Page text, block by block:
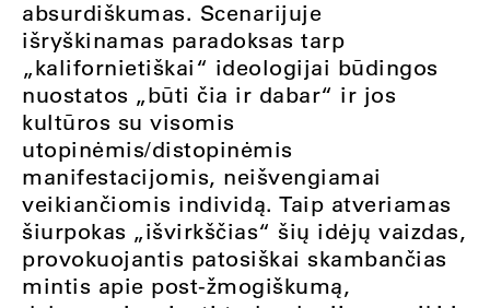
absurdiškumas. Scenarijuje
išryškinamas paradoksas tarp
„kalifornietiškai“ ideologijai būdingos
nuostatos „būti čia ir dabar“ ir jos
kultūros su visomis
utopinėmis/distopinėmis
manifestacijomis, neišvengiamai
veikiančiomis individą. Taip atveriamas
šiurpokas „išvirkščias“ šių idėjų vaizdas,
provokuojantis patosiškai skambančias
mintis apie post-žmogiškumą,